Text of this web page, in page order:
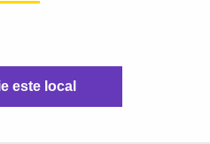
este local